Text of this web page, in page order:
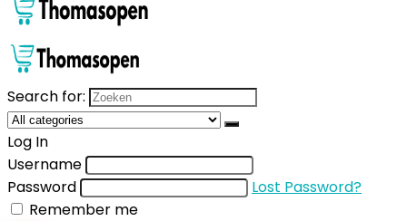
Search for:
Log In
Username
Password
Lost Password?
Remember me